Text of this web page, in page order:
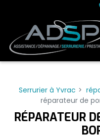
Serrurier à Yvrac
réparateur de
RÉPARATEUR
Panneau de gestion des